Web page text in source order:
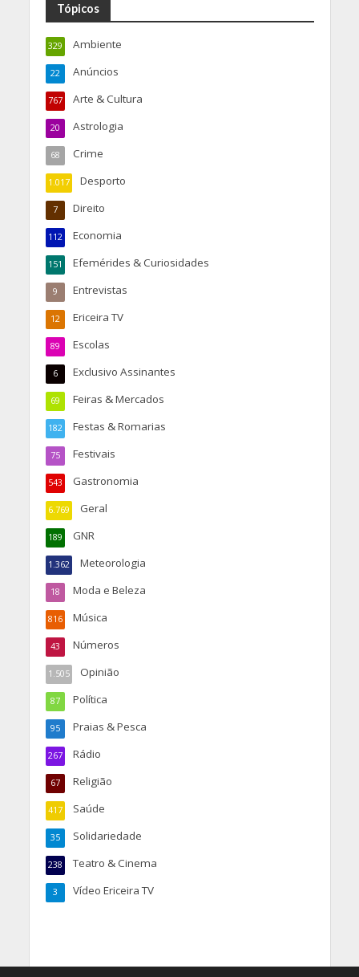
Tópicos
Ambiente
329
Anúncios
22
Arte & Cultura
767
Astrologia
20
Crime
68
Desporto
1.017
Direito
7
Economia
112
Efemérides & Curiosidades
151
Entrevistas
9
Ericeira TV
12
Escolas
89
Exclusivo Assinantes
6
Feiras & Mercados
69
Festas & Romarias
182
Festivais
75
Gastronomia
543
Geral
6.769
GNR
189
Meteorologia
1.362
Moda e Beleza
18
Música
816
Números
43
Opinião
1.505
Política
87
Praias & Pesca
95
Rádio
267
Religião
67
Saúde
417
Solidariedade
35
Teatro & Cinema
238
Vídeo Ericeira TV
3